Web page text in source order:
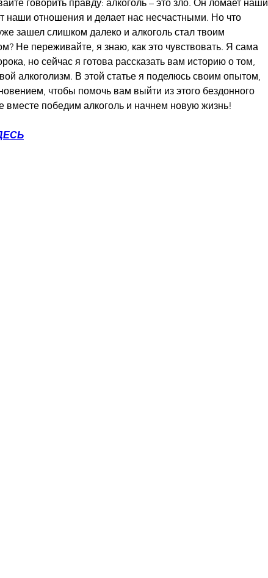
говорить правду: алкоголь – это зло. Он ломает наши
наши отношения и делает нас несчастными. Но что
зашел слишком далеко и алкоголь стал твоим
Не переживайте, я знаю, как это чувствовать. Я сама
но сейчас я готова рассказать вам историю о том,
алкоголизм. В этой статье я поделюсь своим опытом,
чтобы помочь вам выйти из этого бездонного
вместе победим алкоголь и начнем новую жизнь!